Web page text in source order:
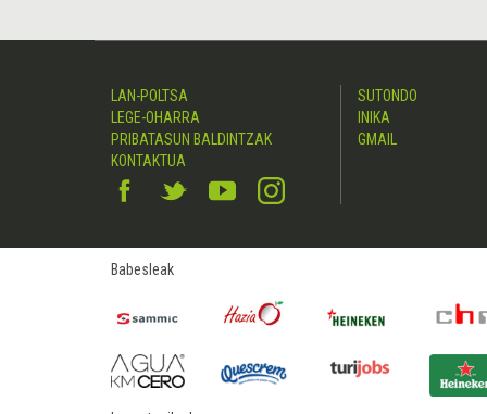
LAN-POLTSA
LEGE-OHARRA
PRIBATASUN BALDINTZAK
KONTAKTUA
SUTONDO
INIKA
GMAIL
Babesleak